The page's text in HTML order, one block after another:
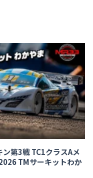
第3戦 TC1クラスAメ
TMサーキットわか